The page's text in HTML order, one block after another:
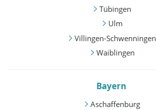
Tübingen
Ulm
Villingen-Schwenningen
Waiblingen
Bayern
Aschaffenburg